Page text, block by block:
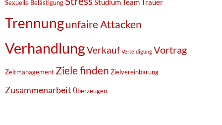
Sexuelle Belästigung Studium Team Trauer
Trennungunfaire Attacken
VerhandlungVerkauf Verteidigung Vortrag
Zeitmanagement Ziele finden Zielvereinbarung
Zusammenarbeit Überzeugen